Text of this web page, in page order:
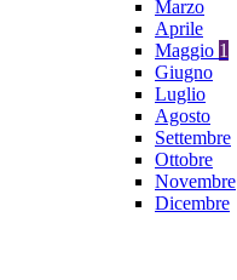
Marzo
Aprile
Maggio 1
Giugno
Luglio
Agosto
Settembre
Ottobre
Novembre
Dicembre